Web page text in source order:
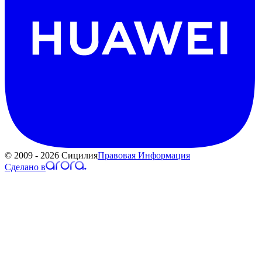
© 2009 - 2026 СицилияПравовая Информация
Сделано в